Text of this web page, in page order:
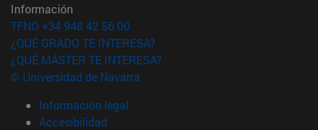
Información
TFNO +34 948 42 56 00
¿QUÉ GRADO TE INTERESA?
¿QUÉ MÁSTER TE INTERESA?
© Universidad de Navarra
Información legal
Accesibilidad